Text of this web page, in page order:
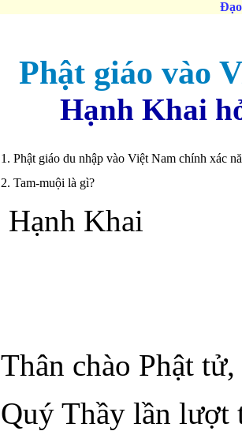
Phật giáo vào
Hạnh Khai
1. Phật giáo du nhập vào Việt Nam chính xác
2. Tam-muội là gì?
Hạnh Khai
Thân chào Phật tử,
Quý Thầy lần lượt